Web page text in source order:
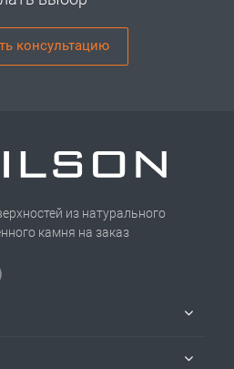
консультацию
из натурального
камня на заказ